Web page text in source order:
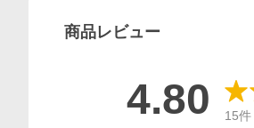
商品レビュー
4.80 15件